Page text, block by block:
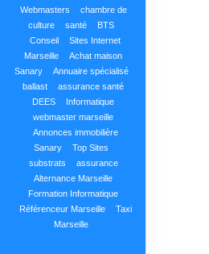
Webmasters
chambre de
culture
santé
BTS
Conseil
Sites Internet
Marseille
Achat maison
Sanary
Annuaire spécialisé
ballast
assurance santé
DEES
Informatique
webmaster marseille
Annonces immobilière
Sanary
Top Sites
substrats
assurance
Alternance Marseille
Formation Informatique
Référenceur Marseille
Taxi
Marseille